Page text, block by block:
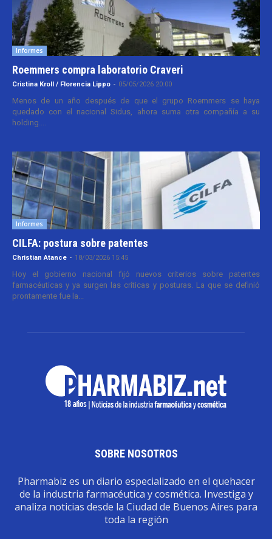
Informes
Roemmers compra laboratorio Craveri
Cristina Kroll / Florencia Lippo - 05/05/2026 20:00
Menos de un año después de que el grupo Roemmers se haya
quedado con el nacional Sidus, ahora suma otra compañía a su
holding....
Informes
CILFA: postura sobre patentes
Christian Atance - 18/03/2026 15:45
Hoy el gobierno nacional fijó nuevos criterios sobre patentes
farmacéuticas y ya surgen las críticas y posturas. La que se definió
prontamente fue la...
SOBRE NOSOTROS
Pharmabiz es un diario especializado en el quehacer
de la industria farmacéutica y cosmética. Investiga y
analiza noticias desde la Ciudad de Buenos Aires para
toda la región